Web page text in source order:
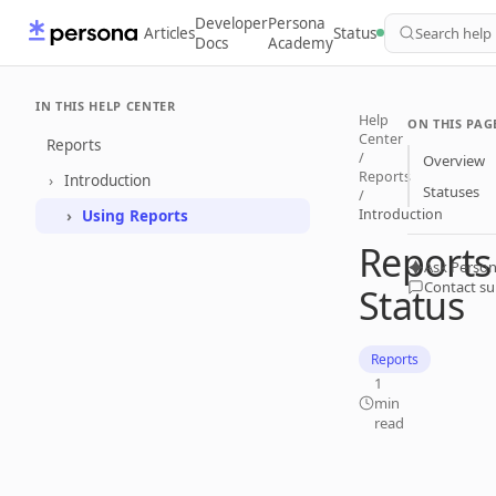
ArticlesDeveloper
Docs
Persona
AcademyStatus Search help
IN THIS HELP CENTER
Reports
Introduction
Using Reports
Help
Center
/
Reports
/
Introduction
Reports
Status
Reports
1
min
read
ON THIS
Overview
Statuses
Ask
Contact